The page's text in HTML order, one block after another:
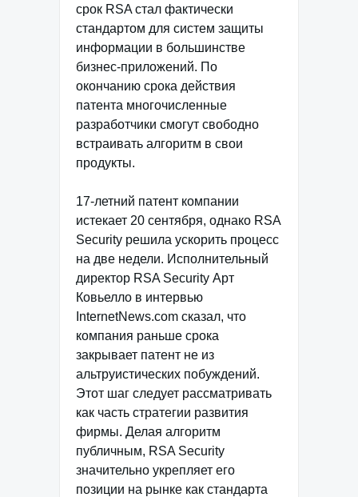
срок RSA стал фактически
стандартом для систем защиты
информации в большинстве
бизнес-приложений. По
окончанию срока действия
патента многочисленные
разработчики смогут свободно
встраивать алгоритм в свои
продукты.
17-летний патент компании
истекает 20 сентября, однако RSA
Security решила ускорить процесс
на две недели. Исполнительный
директор RSA Security Арт
Ковьелло в интервью
InternetNews.com сказал, что
компания раньше срока
закрывает патент не из
альтруистических побуждений.
Этот шаг следует рассматривать
как часть стратегии развития
фирмы. Делая алгоритм
публичным, RSA Security
значительно укрепляет его
позиции на рынке как стандарта